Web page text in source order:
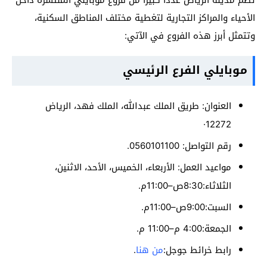
الأحياء والمراكز التجارية لتغطية مختلف المناطق السكنية،
وتتمثل أبرز هذه الفروع في الآتي:
موبايلي الفرع الرئيسي
العنوان: طريق الملك عبدالله، الملك فهد، الرياض
12272·
رقم التواصل: 0560101100.
مواعيد العمل: الأربعاء، الخميس، الأحد، الاثنين،
الثلاثاء:8:30ص–11:00م.
السبت:9:00ص–11:00م.
الجمعة:4:00 م–11:00 م.
رابط خرائط جوجل:من هنا.